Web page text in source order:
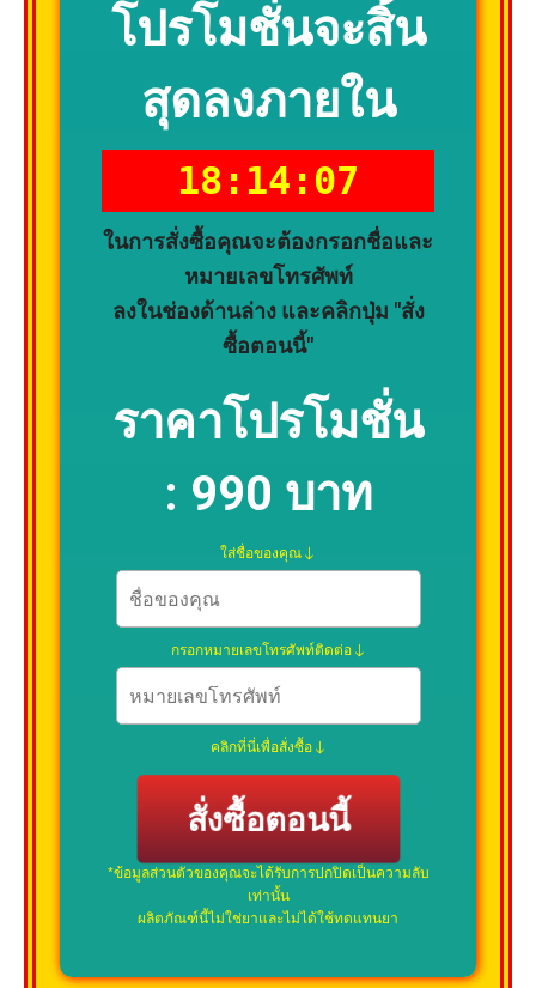
โปรโมชั่นจะสิ้น
สุดลงภายใน
18:14:06
ในการสั่งซื้อคุณจะต้องกรอกชื่อและ
หมายเลขโทรศัพท์
ลงในช่องด้านล่าง และคลิกปุ่ม "สั่ง
ซื้อตอนนี้"
ราคาโปรโมชั่น
: 990 บาท
ใส่ชื่อของคุณ
กรอกหมายเลขโทรศัพท์ติดต่อ
คลิกที่นี่เพื่อสั่งซื้อ
สั่งซื้อตอนนี้
*ข้อมูลส่วนตัวของคุณจะได้รับการปกปิดเป็นความลับ
เท่านั้น
ผลิตภัณฑ์นี้ไม่ใช่ยาและไม่ได้ใช้ทดแทนยา